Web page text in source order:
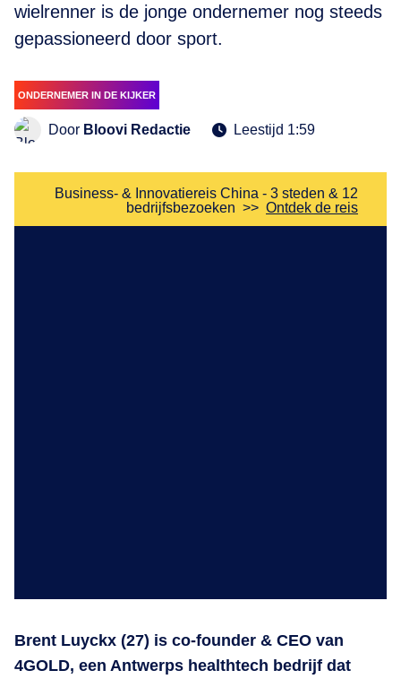
wielrenner is de jonge ondernemer nog steeds
gepassioneerd door sport.
ONDERNEMER IN DE KIJKER
Door Bloovi Redactie Leestijd 1:59
Business- & Innovatiereis China - 3 steden & 12
bedrijfsbezoeken >> Ontdek de reis
Brent Luyckx (27) is co-founder & CEO van
4GOLD, een Antwerps healthtech bedrijf dat